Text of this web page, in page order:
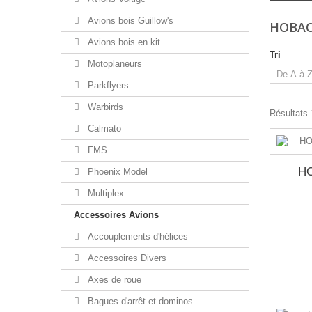
Avions bois Guillow's
Avions bois en kit
Motoplaneurs
Parkflyers
Warbirds
Calmato
FMS
Phoenix Model
Multiplex
Accessoires Avions
Accouplements d'hélices
Accessoires Divers
Axes de roue
Bagues d'arrêt et dominos
Tri
Résultats